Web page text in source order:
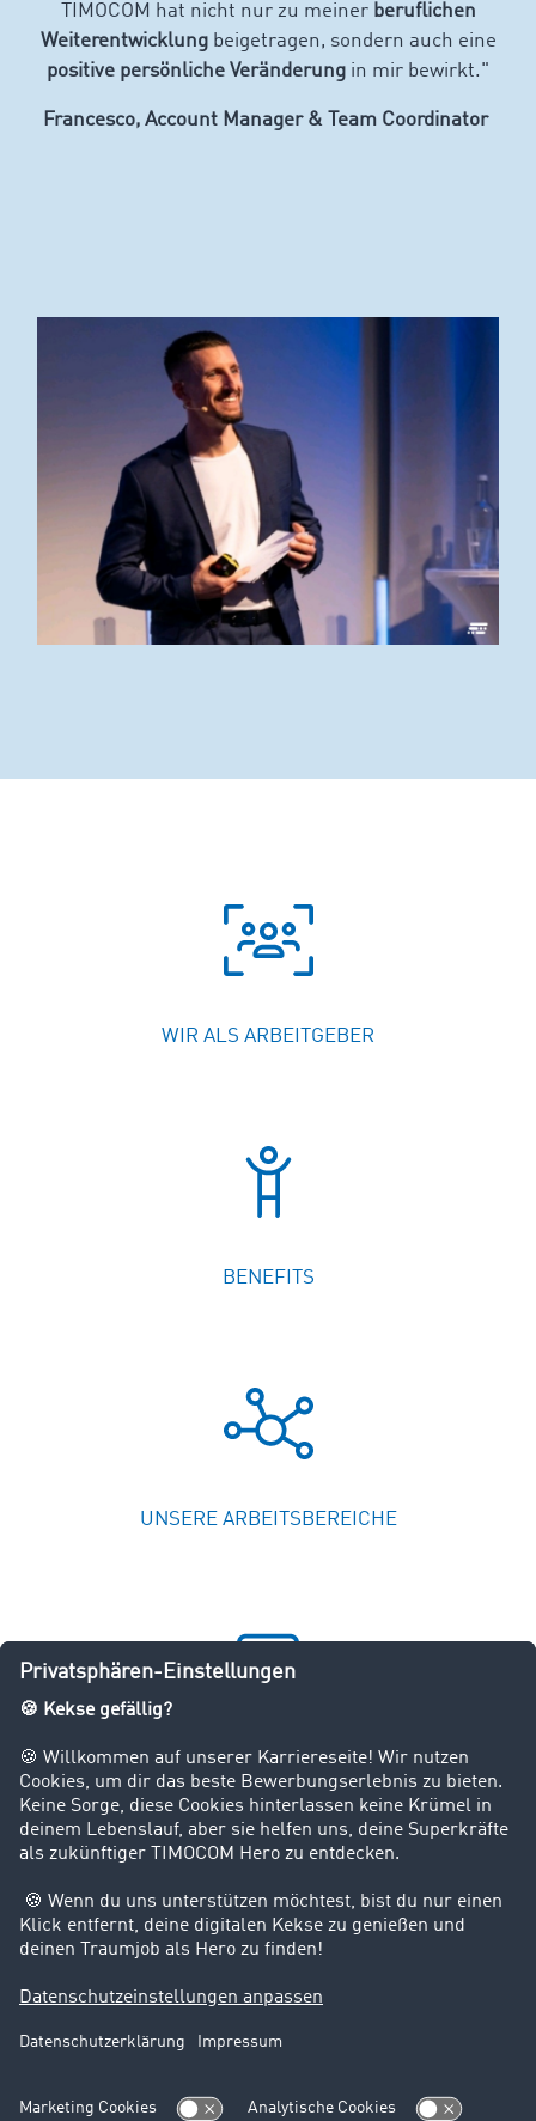
TIMOCOM hat nicht nur zu meinerberuflichen
Weiterentwicklung beigetragen, sondern auch eine
positive persönliche Veränderung in mir bewirkt."
Francesco, Account Manager & Team Coordinator
WIR ALS ARBEITGEBER
BENEFITS
UNSERE ARBEITSBEREICHE
JOBS
Wir sind ausgezeichnet!